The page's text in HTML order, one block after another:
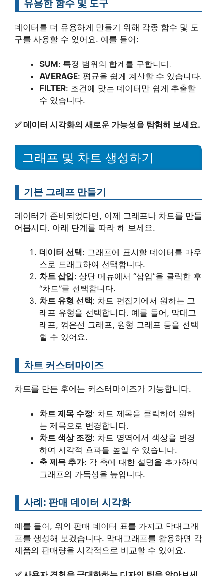
유용한 함수 및 도구
데이터를 더 유용하게 만들기 위해 각종 함수 및 도
구를 사용할 수 있어요. 예를 들어:
SUM: 특정 범위의 합계를 구합니다.
AVERAGE: 평균을 쉽게 계산할 수 있습니다.
FILTER: 조건에 맞는 데이터만 쉽게 추출할
수 있습니다.
✅데이터 시각화의 새로운 가능성을 탐험해 보세요.
그래프 및 차트 생성하기
기본 그래프 만들기
데이터가 준비되었다면, 이제 그래프나 차트를 만들
어봅시다. 아래 단계를 따라 해 보세요.
데이터 선택: 그래프에 표시할 데이터를 마우
스로 드래그하여 선택합니다.
차트 삽입: 상단 메뉴에서 “삽입”을 클릭한 후
“차트”를 선택합니다.
차트 유형 선택: 차트 편집기에서 원하는 그
래프 유형을 선택합니다. 예를 들어, 막대그
래프, 꺾은선 그래프, 원형 그래프 등을 선택
할 수 있어요.
차트 커스터마이즈
차트를 만든 후에는 커스터마이즈가 가능합니다.
차트 제목 수정: 차트 제목을 클릭하여 원하
는 제목으로 변경합니다.
차트 색상 조정: 차트 영역에서 색상을 변경
하여 시각적 효과를 높일 수 있습니다.
축 제목 추가: 각 축에 대한 설명을 추가하여
그래프의 가독성을 높입니다.
사례: 판매 데이터 시각화
예를 들어, 위의 판매 데이터 표를 가지고 막대그래
프를 생성해 보겠습니다. 막대그래프를 활용하면 각
제품의 판매량을 시각적으로 비교할 수 있어요.